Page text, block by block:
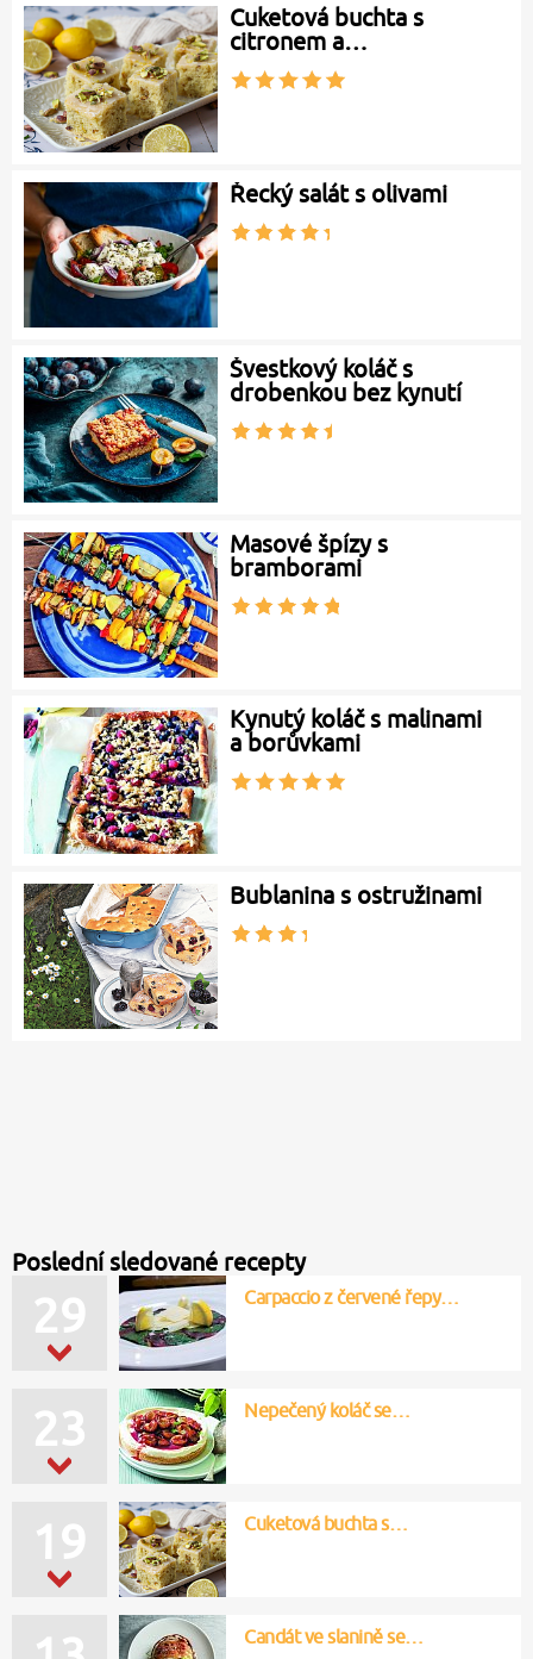
Cuketová buchta s
citronem a…
Řecký salát s olivami
Švestkový koláč s
drobenkou bez kynutí
Masové špízy s
bramborami
Kynutý koláč s malinami
a borůvkami
Bublanina s ostružinami
Poslední sledované recepty
29 Carpaccio z červené řepy…
23 Nepečený koláč se…
19 Cuketová buchta s…
Candát ve slanině se…